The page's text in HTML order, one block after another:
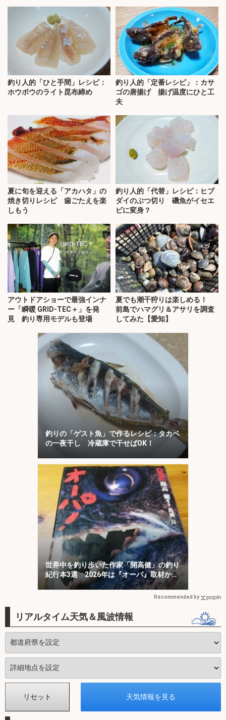
釣り人的「ひと手間」レシピ：
ホウボウのライト昆布締め
釣り人的「定番レシピ」：カサ
ゴの唐揚げ 揚げ温度にひと工
夫
夏に旬を迎える「アカハタ」の
焼き切りレシピ 歯ごたえを楽
しもう
釣り人的「代替」レシピ：ヒブ
ダイのぶつ切り 磯魚がイセエ
ビに変身？
アウトドアショーで最強インナ
ー「瞬暖 GRID-TEC＋」を発
見 釣り専用モデルも登場
夏でも潮干狩りは楽しめる！
前島でハマグリ＆アサリを調査
してみた【愛知】
釣りの「ゲスト魚」で作るレシピ：タカベ
の一夜干し 冷蔵庫で干せばOK！
世界中を釣り歩いた作家「開高健」の釣り
紀行本3選 2026年は『オーパ』取材から
50周年
Recommended by
リアルタイム天気＆風波情報